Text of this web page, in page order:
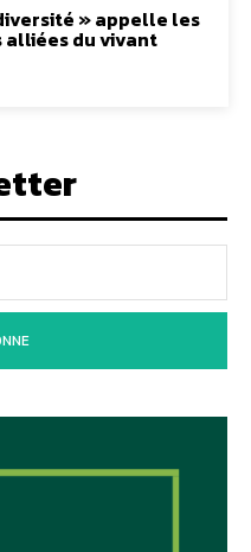
» appelle les
alliées du vivant